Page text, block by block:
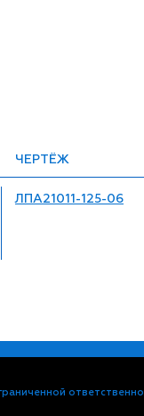
ЧЕРТЁЖ
ЛПА21011-125-06